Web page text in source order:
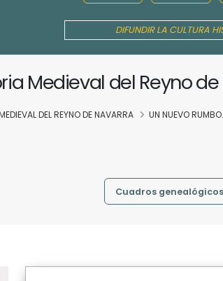
DIFUNDIR LA CULTURA
Medieval del Reyno
DEL REYNO DE NAVARRA UN NUEVO
Cuadros genealógicos